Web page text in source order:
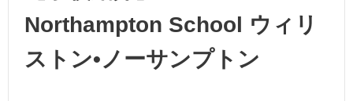
Northampton School ウィリ
ストン•ノーサンプトン